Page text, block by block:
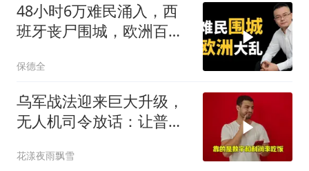
48小时6万难民涌入，西
班牙丧尸围城，欧洲百年
保德全
乌军战法迎来巨大升级，
无人机司令放话：让普京
花漾夜雨飘雪